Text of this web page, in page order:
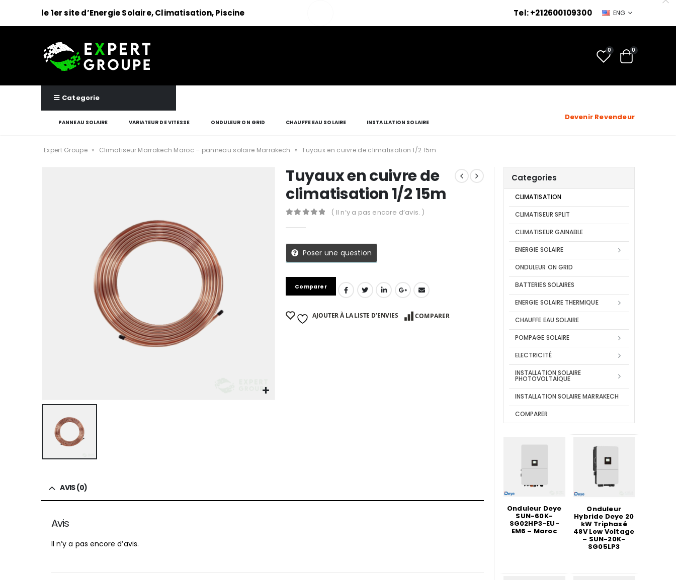
le 1er site d’Energie Solaire, Climatisation, Piscine Tel: +212600109300 ENG
0 0
Categorie
PANNEAU SOLAIRE VARIATEUR DE VITESSE ONDULEUR ON GRID CHAUFFE EAU SOLAIRE INSTALLATION SOLAIRE
Devenir Revendeur
Expert Groupe » Climatiseur Marrakech Maroc – panneau solaire Marrakech » Tuyaux en cuivre de climatisation 1/2 15m
Tuyaux en cuivre de
climatisation 1/2 15m
( Il n’y a pas encore d’avis. )
Poser une question
Comparer
AJOUTER À LA LISTE D’ENVIES COMPARER
AVIS (0)
Avis
Il n’y a pas encore d’avis.
Categories
CLIMATISATION
CLIMATISEUR SPLIT
CLIMATISEUR GAINABLE
ENERGIE SOLAIRE
ONDULEUR ON GRID
BATTERIES SOLAIRES
ENERGIE SOLAIRE THERMIQUE
CHAUFFE EAU SOLAIRE
POMPAGE SOLAIRE
ELECTRICITÉ
INSTALLATION SOLAIRE
PHOTOVOLTAÏQUE
INSTALLATION SOLAIRE MARRAKECH
COMPARER
Onduleur Deye
SUN-60K-
SG02HP3-EU-
EM6 – Maroc
Onduleur
Hybride Deye 20
kW Triphasé
48V Low Voltage
– SUN-20K-
SG05LP3